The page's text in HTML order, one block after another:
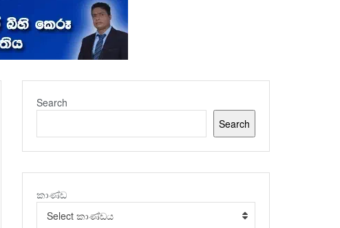
Search
Search
කාණ්ඩ
Select කාණ්ඩය